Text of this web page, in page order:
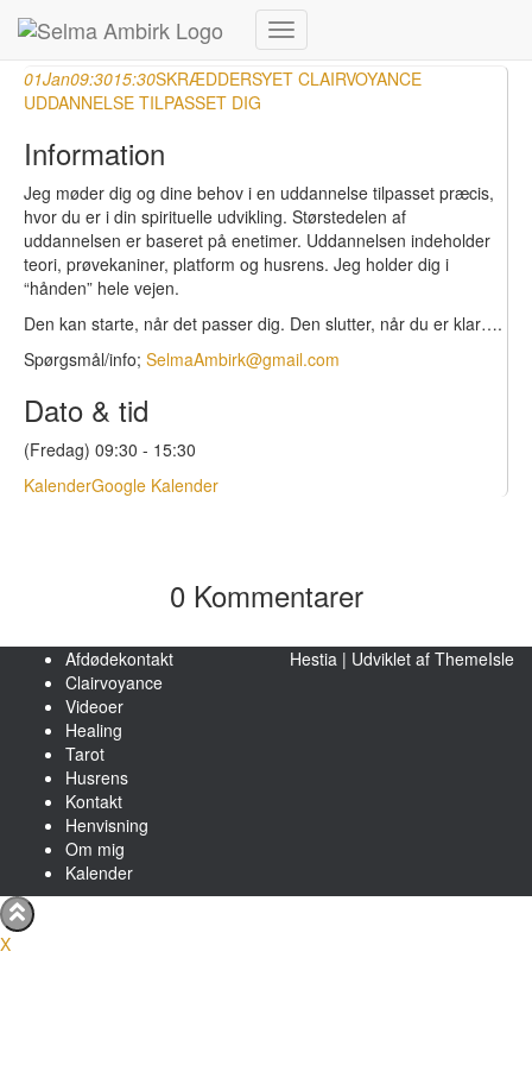
Skift
navigation
Januar, 2021
01Jan09:3015:30SKRÆDDERSYET CLAIRVOYANCE
UDDANNELSE TILPASSET DIG
Information
Jeg møder dig og dine behov i en uddannelse tilpasset præcis,
hvor du er i din spirituelle udvikling. Størstedelen af
uddannelsen er baseret på enetimer. Uddannelsen indeholder
teori, prøvekaniner, platform og husrens. Jeg holder dig i
“hånden” hele vejen.
Den kan starte, når det passer dig. Den slutter, når du er klar….
Spørgsmål/info; SelmaAmbirk@gmail.com
Dato & tid
(Fredag) 09:30 - 15:30
KalenderGoogle Kalender
0 Kommentarer
Afdødekontakt
Clairvoyance
Videoer
Healing
Tarot
Husrens
Kontakt
Henvisning
Om mig
Kalender
Hestia | Udviklet af ThemeIsle
X